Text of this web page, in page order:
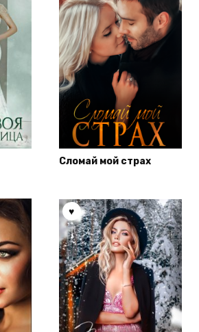
Сломай мой страх